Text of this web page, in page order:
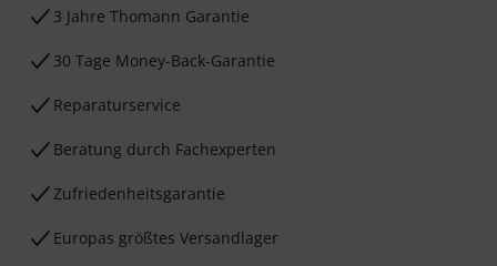
3 Jahre Thomann Garantie
30 Tage Money-Back-Garantie
Reparaturservice
Beratung durch Fachexperten
Zufriedenheitsgarantie
Europas größtes Versandlager